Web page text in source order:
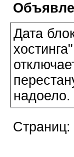
Дата
надоело.
Страниц: